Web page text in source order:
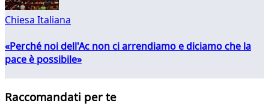
Chiesa Italiana
«Perché noi dell'Ac non ci arrendiamo e diciamo che la
pace è possibile»
Raccomandati per te